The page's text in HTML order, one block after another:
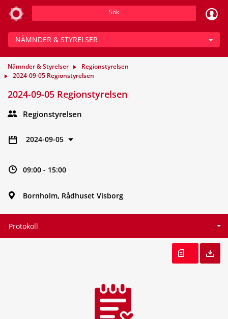
Sök
NÄMNDER & STYRELSER
Nämnder & Styrelser
Regionstyrelsen
2024-09-05 Regionstyrelsen
2024-09-05 Regionstyrelsen
Regionstyrelsen
2024-09-05
09:00 - 15:00
Bornholm, Rådhuset Visborg
Protokoll